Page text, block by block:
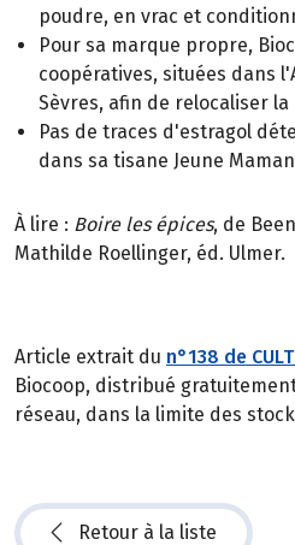
poudre, en vrac et
Pour sa marque propre,
coopératives, situées dans
Sèvres, afin de relocaliser
Pas de traces d'estragol
dans sa tisane Jeune
À lire : Boire les épices, de
Mathilde Roellinger, éd. Ulmer.
Article extrait du n°138 de
Biocoop, distribué
réseau, dans la limite des
Retour à la liste